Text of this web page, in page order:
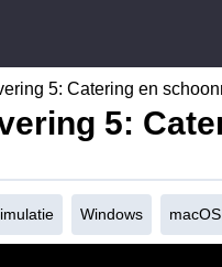
5: Catering en
5:
Windows macOS